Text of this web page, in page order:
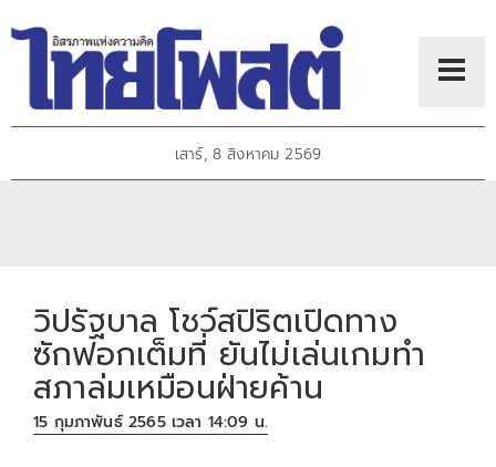
เสาร์, 8 สิงหาคม 2569
วิปรัฐบาล โชว์สปิริตเปิดทาง
ซักฟอกเต็มที่ ยันไม่เล่นเกมทำ
สภาล่มเหมือนฝ่ายค้าน
15 กุมภาพันธ์ 2565 เวลา 14:09 น.